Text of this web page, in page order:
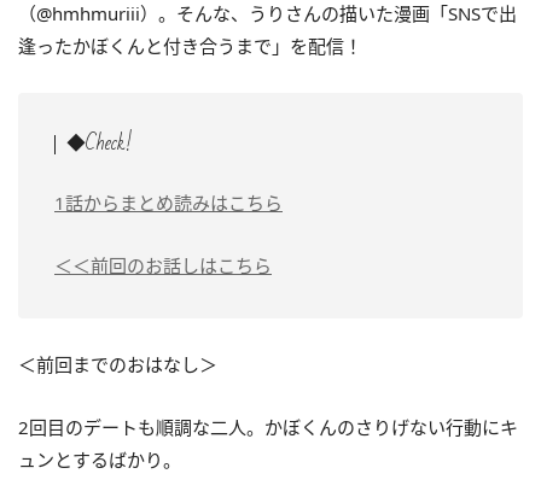
（@hmhmuriii）。そんな、うりさんの描いた漫画「SNSで出
逢ったかぼくんと付き合うまで」を配信！
◆Check!
1話からまとめ読みはこちら
＜＜前回のお話しはこちら
＜前回までのおはなし＞
2回目のデートも順調な二人。かぼくんのさりげない行動にキ
ュンとするばかり。